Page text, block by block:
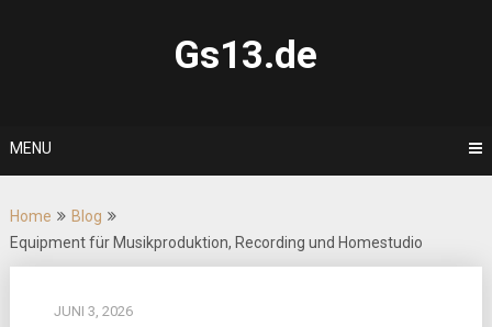
Gs13.de
MENU
Home
Blog
Equipment für Musikproduktion, Recording und Homestudio
JUNI 3, 2026